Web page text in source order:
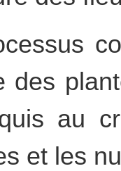
des
au
et les